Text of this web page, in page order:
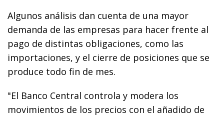
Algunos análisis dan cuenta de una mayor
demanda de las empresas para hacer frente al
pago de distintas obligaciones, como las
importaciones, y el cierre de posiciones que se
produce todo fin de mes.
"El Banco Central controla y modera los
movimientos de los precios con el añadido de